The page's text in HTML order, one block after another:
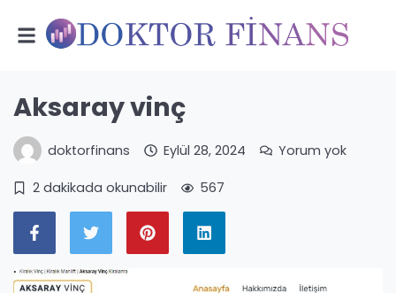
Aksaray vinç
doktorfinans Eylül 28, 2024 Yorum yok
2 dakikada okunabilir 567